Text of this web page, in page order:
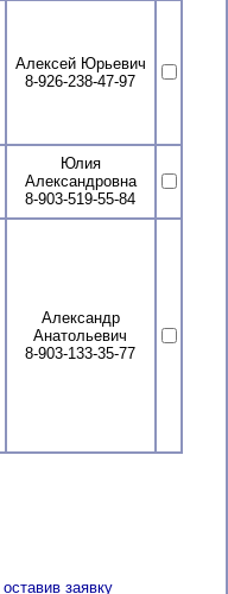
Алексей Юрьевич
8-926-238-47-97
Юлия
Александровна
8-903-519-55-84
Александр
Анатольевич
8-903-133-35-77
оставив заявку